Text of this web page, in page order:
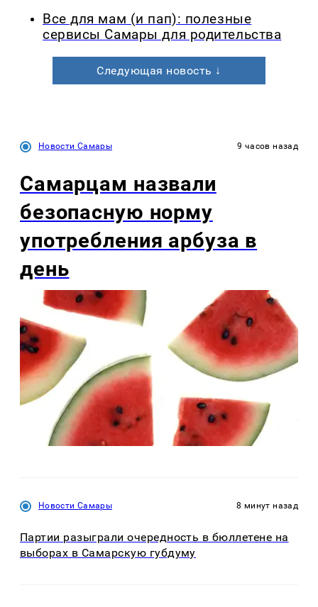
Все для мам (и пап): полезные
сервисы Самары для родительства
Следующая новость ↓
Новости Самары 9 часов назад
Самарцам назвали
безопасную норму
употребления арбуза в
день
Новости Самары 8 минут назад
Партии разыграли очередность в бюллетене на
выборах в Самарскую губдуму